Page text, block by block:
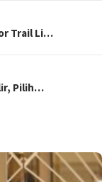
Trail Li…
Pilih…